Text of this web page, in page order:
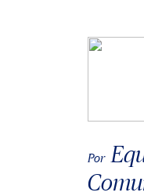
Por